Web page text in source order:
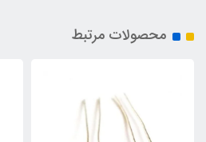
محصولات مرتبط